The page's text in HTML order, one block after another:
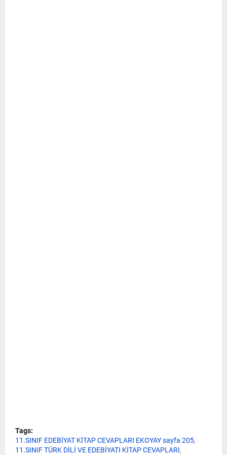
Tags:
11.SINIF EDEBİYAT KİTAP CEVAPLARI EKOYAY sayfa 205
11.SINIF TÜRK DİLİ VE EDEBİYATI KİTAP CEVAPLARI